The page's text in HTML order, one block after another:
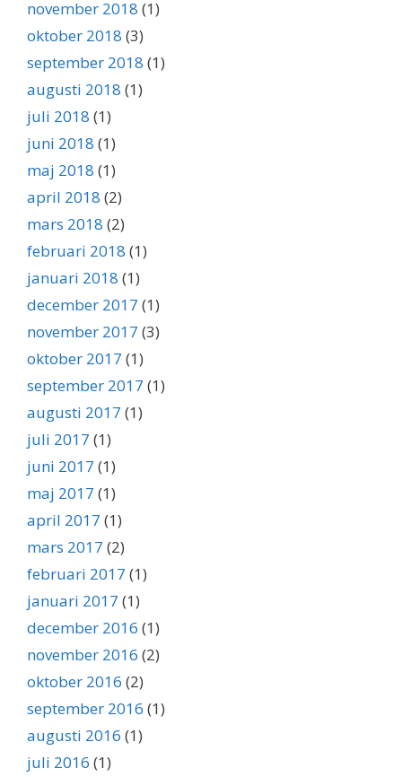
november 2018 (1)
oktober 2018 (3)
september 2018 (1)
augusti 2018 (1)
juli 2018 (1)
juni 2018 (1)
maj 2018 (1)
april 2018 (2)
mars 2018 (2)
februari 2018 (1)
januari 2018 (1)
december 2017 (1)
november 2017 (3)
oktober 2017 (1)
september 2017 (1)
augusti 2017 (1)
juli 2017 (1)
juni 2017 (1)
maj 2017 (1)
april 2017 (1)
mars 2017 (2)
februari 2017 (1)
januari 2017 (1)
december 2016 (1)
november 2016 (2)
oktober 2016 (2)
september 2016 (1)
augusti 2016 (1)
juli 2016 (1)